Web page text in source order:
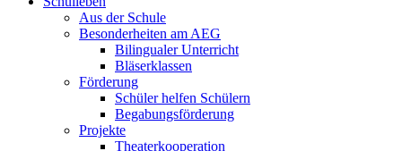
Aus der Schule
Besonderheiten am AEG
Bilingualer Unterricht
Bläserklassen
Förderung
Schüler helfen Schülern
Begabungsförderung
Projekte
Theaterkooperation